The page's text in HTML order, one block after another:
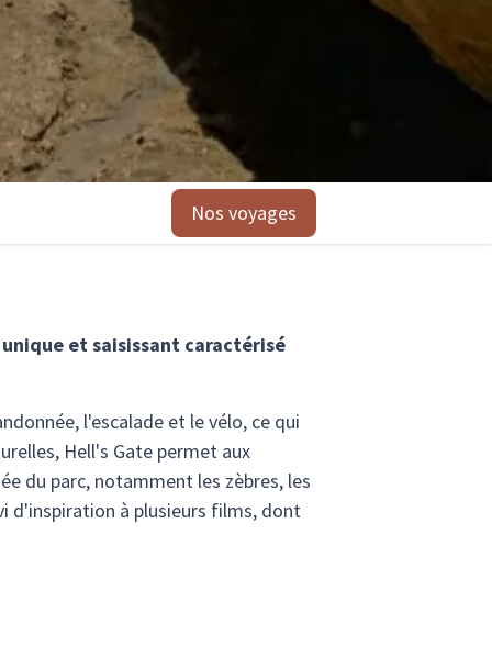
Nos voyages
et saisissant caractérisé
l'escalade et le vélo, ce qui
Hell's Gate permet aux
du parc, notamment les zèbres, les
d'inspiration à plusieurs films, dont